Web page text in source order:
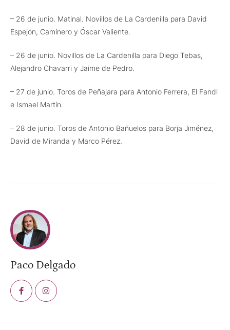
– 26 de junio. Matinal. Novillos de La Cardenilla para David
Espejón, Caminero y Óscar Valiente.
– 26 de junio. Novillos de La Cardenilla para Diego Tebas,
Alejandro Chavarri y Jaime de Pedro.
– 27 de junio. Toros de Peñajara para Antonio Ferrera, El Fandi
e Ismael Martín.
– 28 de junio. Toros de Antonio Bañuelos para Borja Jiménez,
David de Miranda y Marco Pérez.
Paco Delgado